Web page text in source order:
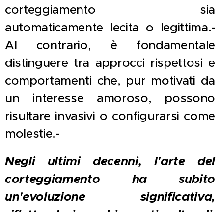
corteggiamento sia
automaticamente lecita o legittima.-
Al contrario, è fondamentale
distinguere tra approcci rispettosi e
comportamenti che, pur motivati da
un interesse amoroso, possono
risultare invasivi o configurarsi come
molestie.-
Negli ultimi decenni, l'arte del
corteggiamento ha subito
un'evoluzione significativa,